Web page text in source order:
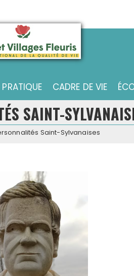
PRATIQUE CADRE DE VIE
SAINT-
Saint-Sylvanaises